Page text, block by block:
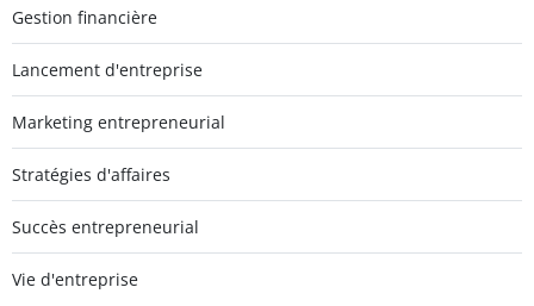
Gestion financière
Lancement d'entreprise
Marketing entrepreneurial
Stratégies d'affaires
Succès entrepreneurial
Vie d'entreprise